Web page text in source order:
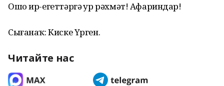
Ошо ир-егеттәргә ҙур рәхмәт! Афариндар!
Сығанаҡ: Киске Үрген.
Читайте нас